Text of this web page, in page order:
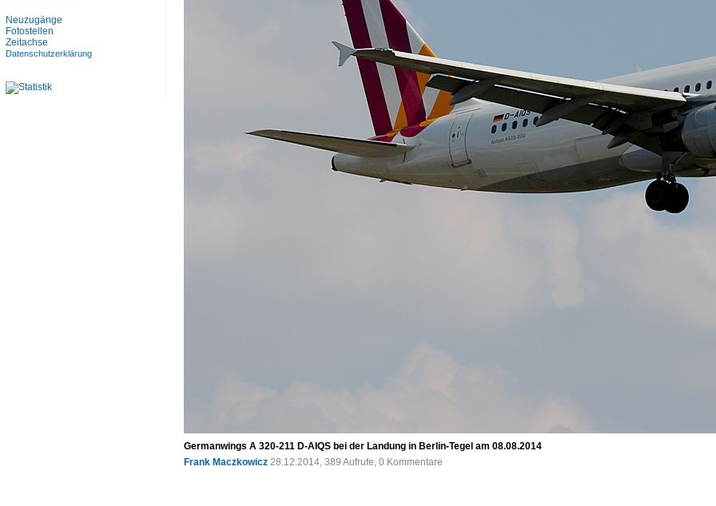
Germanwings A 320-211 D-AIQS bei der Landung in Berlin-Tegel am 08.08.2014
Frank Maczkowicz 28.12.2014, 389 Aufrufe, 0 Kommentare
Neuzugänge
Fotostellen
Zeitachse
Datenschutzerklärung